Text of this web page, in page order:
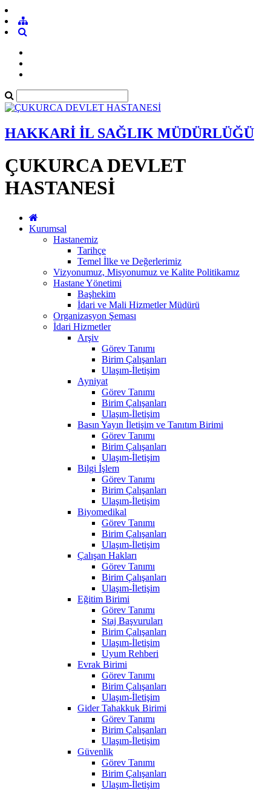
HAKKARİ İL SAĞLIK MÜDÜRLÜĞÜ
ÇUKURCA DEVLET
HASTANESİ
Kurumsal
Hastanemiz
Tarihçe
Temel İlke ve Değerlerimiz
Vizyonumuz, Misyonumuz ve Kalite Politikamız
Hastane Yönetimi
Başhekim
İdari ve Mali Hizmetler Müdürü
Organizasyon Şeması
İdari Hizmetler
Arşiv
Görev Tanımı
Birim Çalışanları
Ulaşım-İletişim
Ayniyat
Görev Tanımı
Birim Çalışanları
Ulaşım-İletişim
Basın Yayın İletişim ve Tanıtım Birimi
Görev Tanımı
Birim Çalışanları
Ulaşım-İletişim
Bilgi İşlem
Görev Tanımı
Birim Çalışanları
Ulaşım-İletişim
Biyomedikal
Görev Tanımı
Birim Çalışanları
Ulaşım-İletişim
Çalışan Hakları
Görev Tanımı
Birim Çalışanları
Ulaşım-İletişim
Eğitim Birimi
Görev Tanımı
Staj Başvuruları
Birim Çalışanları
Ulaşım-İletişim
Uyum Rehberi
Evrak Birimi
Görev Tanımı
Birim Çalışanları
Ulaşım-İletişim
Gider Tahakkuk Birimi
Görev Tanımı
Birim Çalışanları
Ulaşım-İletişim
Güvenlik
Görev Tanımı
Birim Çalışanları
Ulaşım-İletişim